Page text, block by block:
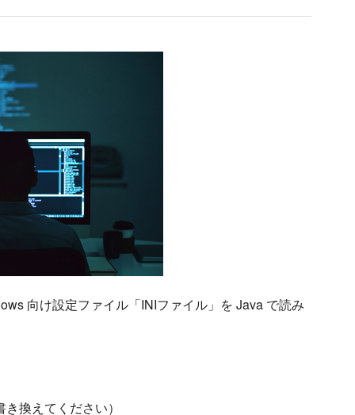
向け設定ファイル「INIファイル」を Java で読み
換えてください）